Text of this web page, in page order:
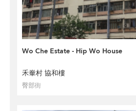
Wo Che Estate - Hip Wo House
禾輋村 協和樓
臀部街